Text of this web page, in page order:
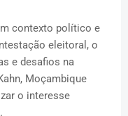
contexto político e
eleitoral, o
e desafios na
Moçambique
o interesse